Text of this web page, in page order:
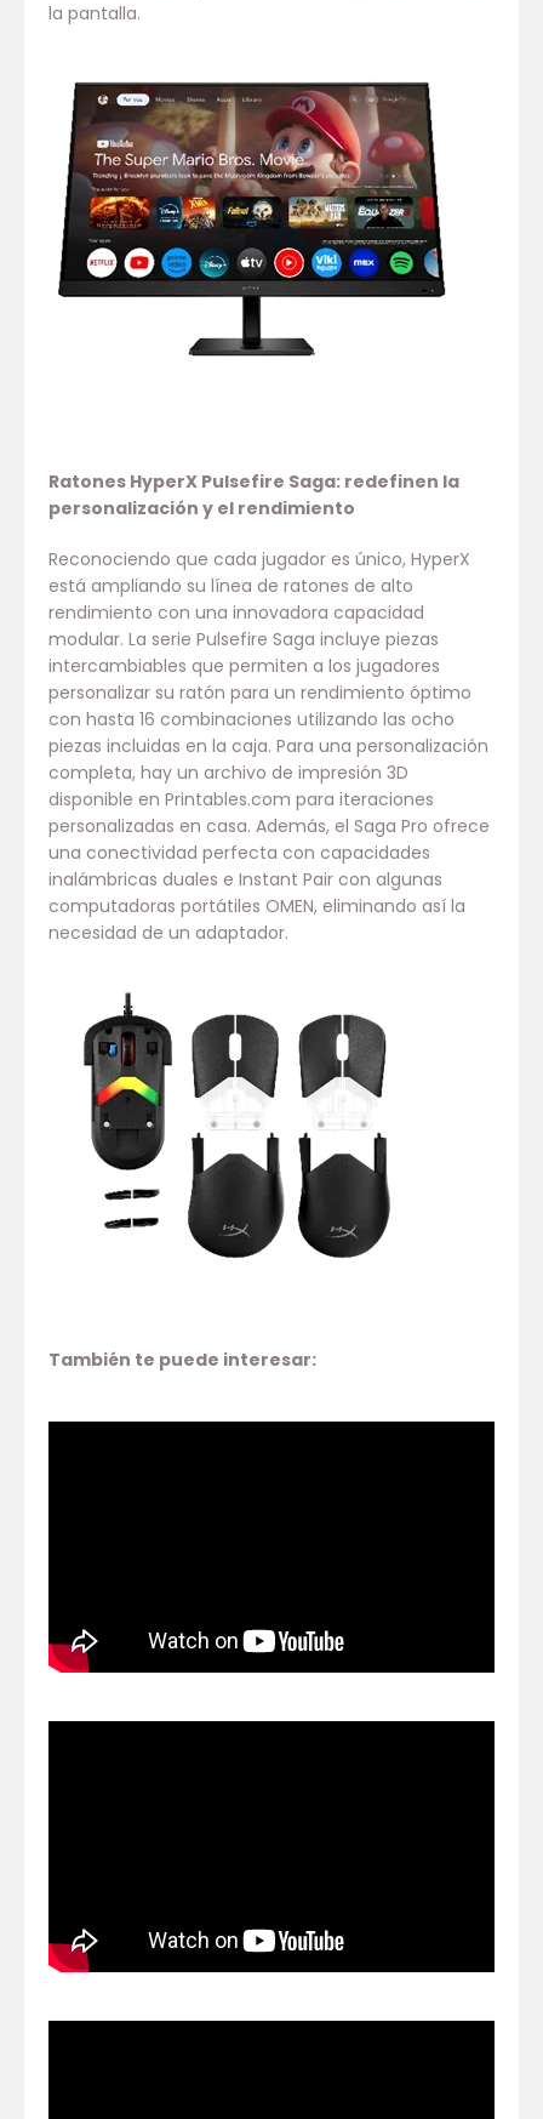
la pantalla.
Ratones HyperX Pulsefire Saga: redefinen la
personalización y el rendimiento
Reconociendo que cada jugador es único, HyperX
está ampliando su línea de ratones de alto
rendimiento con una innovadora capacidad
modular. La serie Pulsefire Saga incluye piezas
intercambiables que permiten a los jugadores
personalizar su ratón para un rendimiento óptimo
con hasta 16 combinaciones utilizando las ocho
piezas incluidas en la caja. Para una personalización
completa, hay un archivo de impresión 3D
disponible en Printables.com para iteraciones
personalizadas en casa. Además, el Saga Pro ofrece
una conectividad perfecta con capacidades
inalámbricas duales e Instant Pair con algunas
computadoras portátiles OMEN, eliminando así la
necesidad de un adaptador.
También te puede interesar: